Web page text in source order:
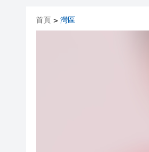
港航快運
今晚六合
有片丨【
黃大仙企
首頁 > 灣區